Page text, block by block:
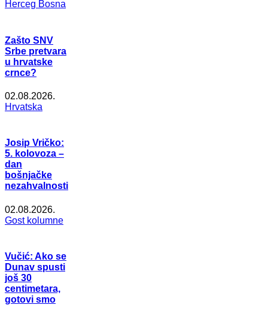
Herceg Bosna
Zašto SNV
Srbe pretvara
u hrvatske
crnce?
02.08.2026.
Hrvatska
Josip Vričko:
5. kolovoza –
dan
bošnjačke
nezahvalnosti
02.08.2026.
Gost kolumne
Vučić: Ako se
Dunav spusti
još 30
centimetara,
gotovi smo